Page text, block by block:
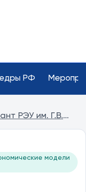
РФ
РЭУ им. Г.В.
модели